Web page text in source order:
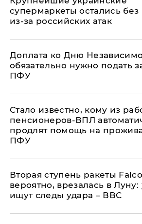
супермаркеты остались без
из-за российских атак
Доплата ко Дню
обязательно нужно подать
ПФУ
Стало известно, кому из
пенсионеров-ВПЛ
продлят помощь на
ПФУ
Вторая ступень ракеты
вероятно, врезалась в
ищут следы удара – ВВС